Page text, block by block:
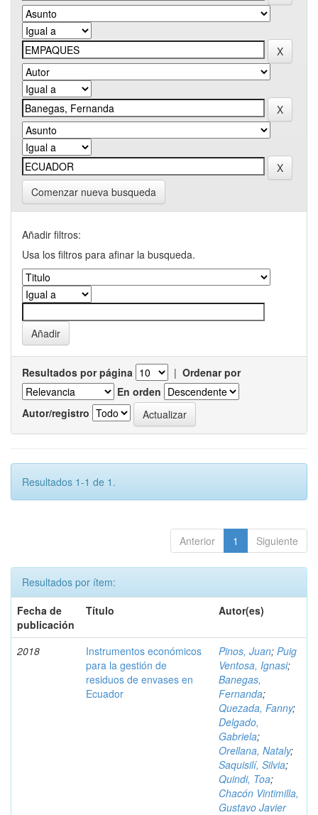
Comenzar nueva busqueda
Añadir filtros:
Usa los filtros para afinar la busqueda.
Resultados por página | Ordenar por
En orden
Autor/registro
Resultados 1-1 de 1.
Anterior 1 Siguiente
Resultados por ítem:
Fecha de
publicación
Título Autor(es)
2018
Instrumentos económicos
para la gestión de
residuos de envases en
Ecuador
Pinos, Juan; Puig
Ventosa, Ignasi;
Banegas,
Fernanda;
Quezada, Fanny;
Delgado,
Gabriela;
Orellana, Nataly;
Saquisilí, Silvia;
Quindi, Toa;
Chacón Vintimilla,
Gustavo Javier